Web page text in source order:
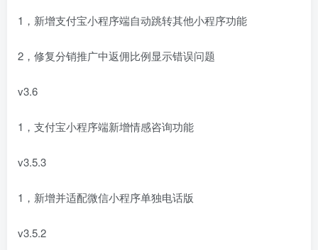
1，新增支付宝小程序端自动跳转其他小程序功能
2，修复分销推广中返佣比例显示错误问题
v3.6
1，支付宝小程序端新增情感咨询功能
v3.5.3
1，新增并适配微信小程序单独电话版
v3.5.2